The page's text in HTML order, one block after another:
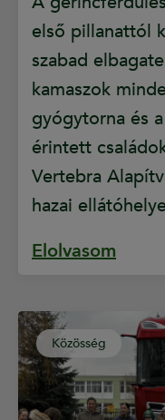
első pillanattól
szabad
kamaszok
gyógytorna és
érintett
Vertebra
hazai
Elolvasom
Közösség